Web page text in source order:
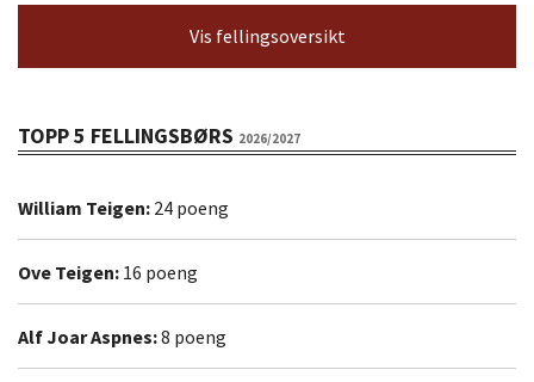
Vis fellingsoversikt
TOPP 5 FELLINGSBØRS 2026/2027
William Teigen: 24 poeng
Ove Teigen: 16 poeng
Alf Joar Aspnes:8 poeng